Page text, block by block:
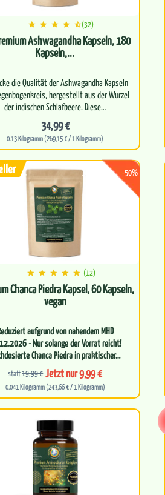
(32)
Ashwagandha Kapseln, 180
Kapseln,...
die Qualität der Ashwagandha Kapseln
hergestellt aus der Wurzel
34,99 €
0.13 Kilogramm (269,15 € / 1 Kilogramm)
-50%
(12)
Chanca Piedra Kapsel, 60 Kapseln,
vegan
aufgrund von nahendem MHD
- Nur solange der Vorrat reicht!
Chanca Piedra in praktischer…
statt19,99 € Jetzt nur 9,99 €
0.041 Kilogramm (243,66 € / 1 Kilogramm)